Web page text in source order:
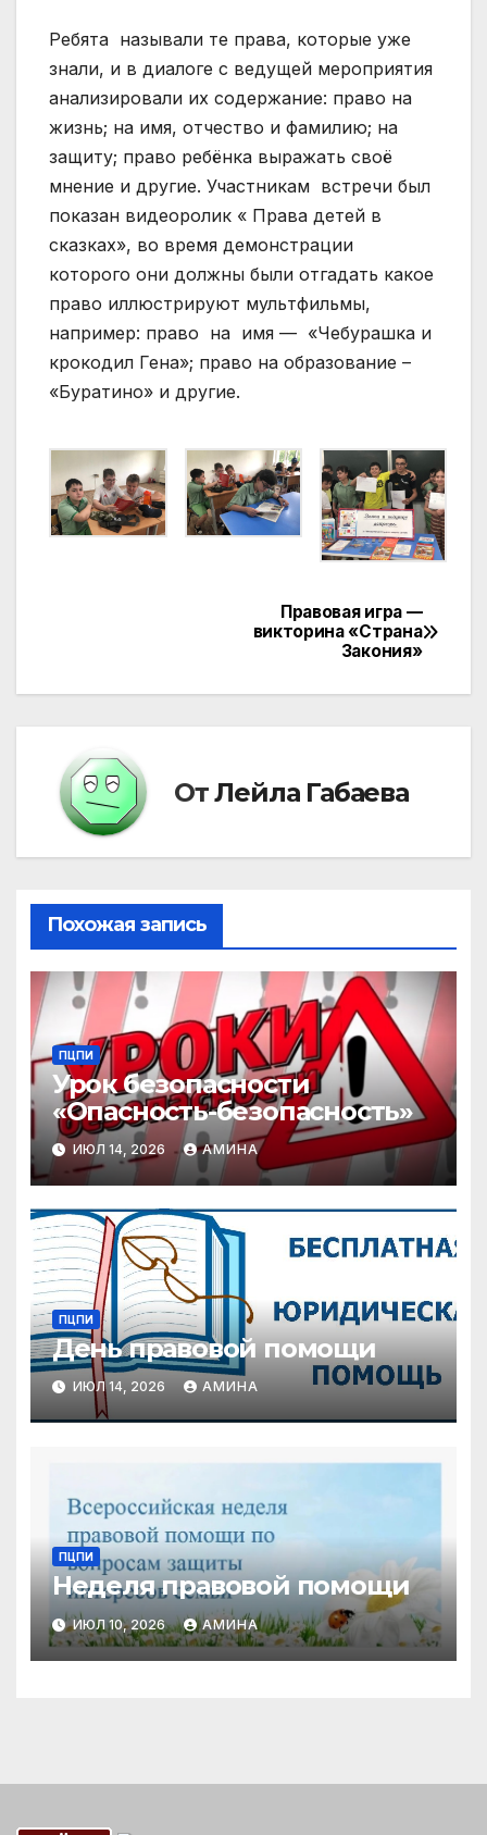
Ребята называли те права, которые уже
знали, и в диалоге с ведущей мероприятия
анализировали их содержание: право на
жизнь; на имя, отчество и фамилию; на
защиту; право ребёнка выражать своё
мнение и другие. Участникам встречи был
показан видеоролик « Права детей в
сказках», во время демонстрации
которого они должны были отгадать какое
право иллюстрируют мультфильмы,
например: право на имя — «Чебурашка и
крокодил Гена»; право на образование –
«Буратино» и другие.
Правовая игра —
викторина «Страна
Закония»
ОтЛейла Габаева
Похожая запись
ПЦПИ
Урок безопасности
«Опасность-безопасность»
ИЮЛ 14, 2026 АМИНА
ПЦПИ
День правовой помощи
ИЮЛ 14, 2026 АМИНА
ПЦПИ
Неделя правовой помощи
ИЮЛ 10, 2026 АМИНА